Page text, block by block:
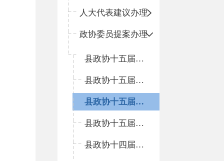
人大代表建议办理
政协委员提案办理
县政协十五届四次会议
县政协十五届三次会议
县政协十五届二次会议
县政协十五届一次会议
县政协十四届五次会议